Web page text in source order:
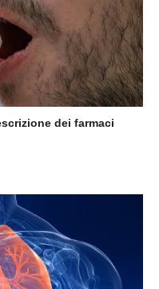
dei farmaci